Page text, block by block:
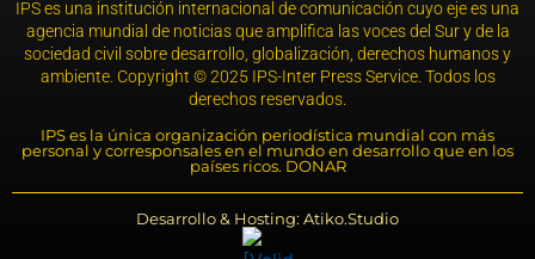
IPS es una institución internacional de comunicación cuyo eje es una
agencia mundial de noticias que amplifica las voces del Sur y de la
sociedad civil sobre desarrollo, globalización, derechos humanos y
ambiente. Copyright © 2025 IPS-Inter Press Service. Todos los
derechos reservados.
IPS es la única organización periodística mundial con más
personal y corresponsales en el mundo en desarrollo que en los
países ricos. DONAR
Desarrollo & Hosting: Atiko.Studio